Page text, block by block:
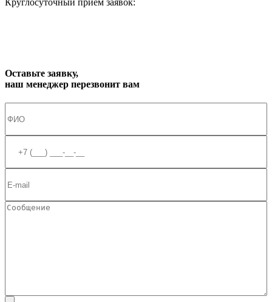
Круглосуточный приём заявок:
Оставьте заявку,
наш менеджер перезвонит вам